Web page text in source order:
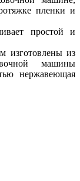
пленки и
простой и
изготовлены из
машины
нержавеющая